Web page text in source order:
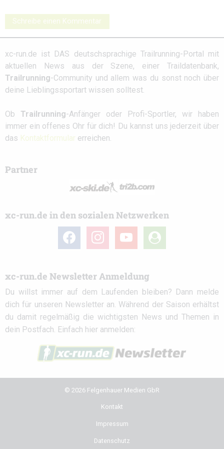
Schreibe einen Kommentar
xc-run.de ist DAS deutschsprachige Trailrunning-Portal mit
aktuellen News aus der Szene, einer Traildatenbank,
Trailrunning-Community und allem was du sonst noch über
deine Lieblingssportart wissen solltest.
Ob Trailrunning-Anfänger oder Profi-Sportler, wir haben
immer ein offenes Ohr für dich! Du kannst uns jederzeit über
das Kontaktformular erreichen.
Partner
xc-run.de in den sozialen Netzwerken
facebook instagramyoutube
user-
circle
xc-run.de Newsletter Anmeldung
Du willst immer auf dem Laufenden bleiben? Dann melde
dich für unseren Newsletter an. Während der Saison erhältst
du damit regelmäßig die wichtigsten News und Themen in
dein Postfach. Einfach hier anmelden:
© 2026 Felgenhauer Medien GbR
Kontakt
Impressum
Datenschutz